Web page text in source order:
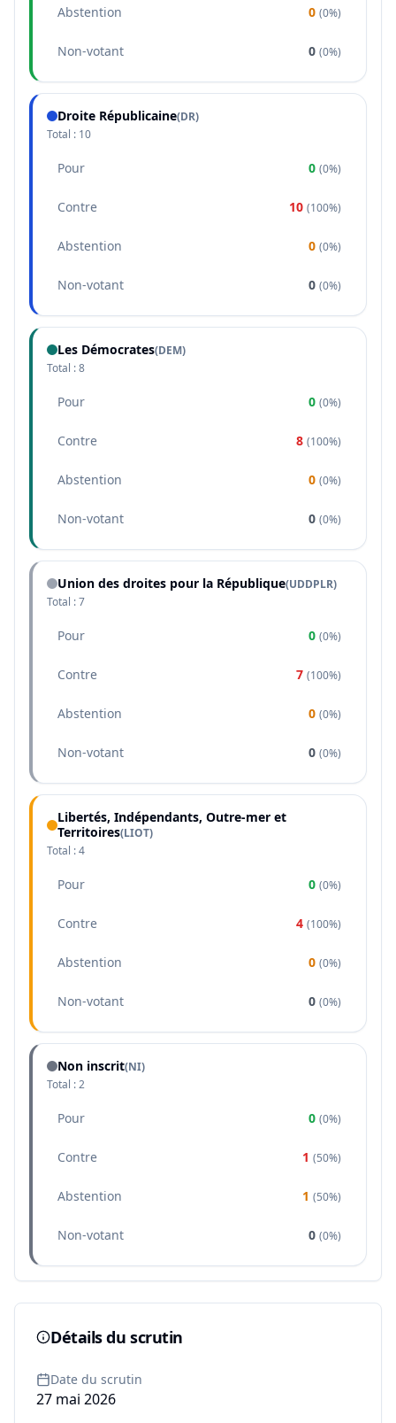
Abstention 0 (0%)
Non-votant 0 (0%)
Droite Républicaine(DR)
Total : 10
Pour 0 (0%)
Contre 10 (100%)
Abstention 0 (0%)
Non-votant 0 (0%)
Les Démocrates(DEM)
Total :8
Pour 0 (0%)
Contre 8 (100%)
Abstention 0 (0%)
Non-votant 0 (0%)
Union des droites pour la République(UDDPLR)
Total :7
Pour 0 (0%)
Contre 7 (100%)
Abstention 0 (0%)
Non-votant 0 (0%)
Libertés, Indépendants, Outre-mer et
Territoires(LIOT)
Total :4
Pour 0 (0%)
Contre 4 (100%)
Abstention 0 (0%)
Non-votant 0 (0%)
Non inscrit(NI)
Total :2
Pour 0 (0%)
Contre 1 (50%)
Abstention 1 (50%)
Non-votant 0 (0%)
Détails du scrutin
Date du scrutin
27 mai 2026